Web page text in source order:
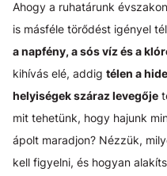
Ahogy a ruhatárunk
is másféle törődést igényel
a napfény, a sós víz és a
kihívás elé, addig télen a
helyiségek száraz levegője
mit tehetünk, hogy hajunk
ápolt maradjon? Nézzük,
kell figyelni, és hogyan